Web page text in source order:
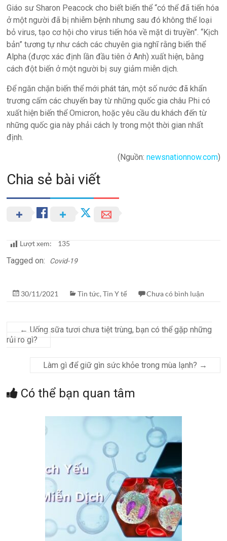
Giáo sư Sharon Peacock cho biết biến thể “có thể đã tiến hóa
ở một người đã bị nhiễm bệnh nhưng sau đó không thể loại
bỏ virus, tạo cơ hội cho virus tiến hóa về mặt di truyền”. “Kịch
bản” tương tự như cách các chuyên gia nghĩ rằng biến thể
Alpha (được xác định lần đầu tiên ở Anh) xuất hiện, bằng
cách đột biến ở một người bị suy giảm miễn dịch.
Để ngăn chặn biến thể mới phát tán, một số nước đã khẩn
trương cấm các chuyến bay từ những quốc gia châu Phi có
xuất hiện biến thể Omicron, hoặc yêu cầu du khách đến từ
những quốc gia này phải cách ly trong một thời gian nhất
định.
(Nguồn: newsnationnow.com)
Chia sẻ bài viết
Lượt xem: 135
Tagged on: Covid-19
30/11/2021 Tin tức,Tin Y tế Chưa có bình luận
← Uống sữa tươi chưa tiệt trùng, bạn có thể gặp những
rủi ro gì?
Làm gì để giữ gìn sức khỏe trong mùa lạnh? →
Có thể bạn quan tâm